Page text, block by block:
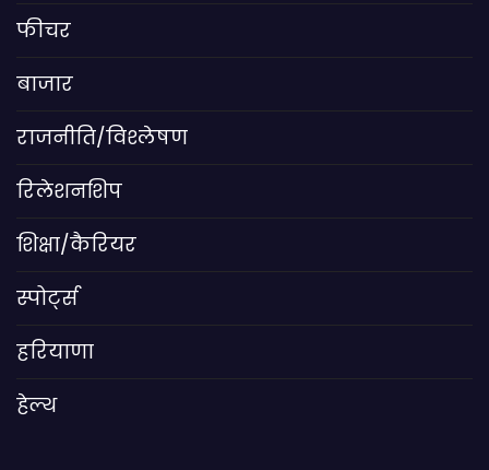
फीचर
बाजार
राजनीति/विश्लेषण
रिलेशनशिप
शिक्षा/कैरियर
स्पोर्ट्स
हरियाणा
हेल्थ